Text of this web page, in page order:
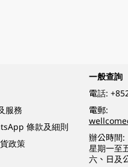
服務
條款及細則
政策
一般查詢
電話:
電郵:
辦公時間:
星期一至
六、日及